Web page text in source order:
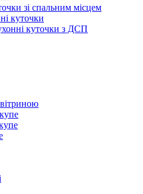
зі спальним місцем
куточки
куточки з ДСП